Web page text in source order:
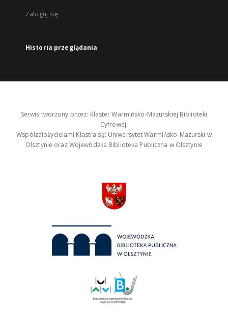
Zaloguj się
Historia przeglądania
Serwis tworzony przez: Klaster Warmińsko-Mazurskiej Biblioteki
Cyfrowej.
Współzałożycielami Klastra są: Uniwersytet Warmińsko-Mazurski w
Olsztynie oraz Wojewódzka Biblioteka Publiczna w Olsztynie